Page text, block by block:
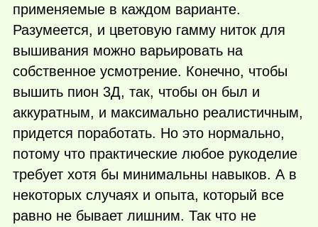
применяемые в каждом варианте.
Разумеется, и цветовую гамму ниток для
вышивания можно варьировать на
собственное усмотрение. Конечно, чтобы
вышить пион 3Д, так, чтобы он был и
аккуратным, и максимально реалистичным,
придется поработать. Но это нормально,
потому что практические любое рукоделие
требует хотя бы минимальны навыков. А в
некоторых случаях и опыта, который все
равно не бывает лишним. Так что не